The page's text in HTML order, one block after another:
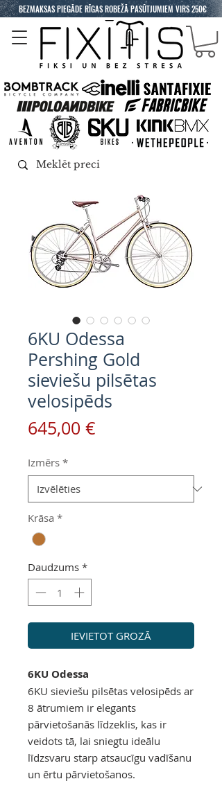
BEZMAKSAS PIEGĀDE RĪGAS ROBEŽĀ PASŪTJUMIEM VIRS 250€
6KU Odessa
Pershing Gold
sieviešu pilsētas
velosipēds
645,00 €
Izmērs *
Krāsa *
Daudzums *
IEVIETOT GROZĀ
6KU Odessa
6KU sieviešu pilsētas velosipēds ar
8 ātrumiem ir elegants
pārvietošanās līdzeklis, kas ir
veidots tā, lai sniegtu ideālu
līdzsvaru starp atsaucīgu vadīšanu
un ērtu pārvietošanos.